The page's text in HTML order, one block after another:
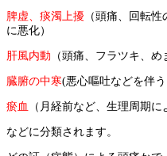
脾虚、痰濁上擾 （頭痛、回転
に悪化）
肝風内動 （頭痛、フラツキ、め
臓腑の中寒(悪心嘔吐などを伴う
瘀血 （月経前など、生理周期に
などに分類されます。